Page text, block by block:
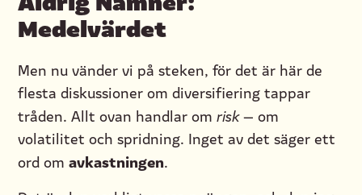
Medelvärdet
Men nu vänder vi på steken, för det är här de
flesta diskussioner om diversifiering tappar
tråden. Allt ovan handlar om risk— om
volatilitet och spridning. Inget av det säger ett
ord om avkastningen.